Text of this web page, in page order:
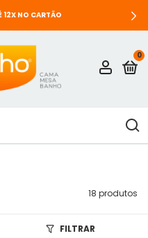
12X NO CARTÃO
0
18 produtos
FILTRAR